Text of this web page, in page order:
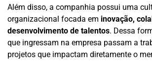
Além disso, a companhia possui uma
organizacional focada em inovação,
desenvolvimento de talentos. Dessa
que ingressam na empresa passam a
projetos que impactam diretamente o